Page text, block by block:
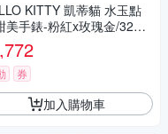
KITTY 凱蒂貓 水玉點
美手錶-粉紅x玫瑰金/32m
券
加入購物車